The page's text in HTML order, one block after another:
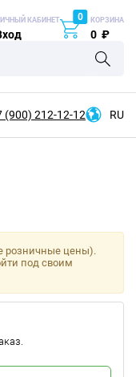
КАБИНЕТ 0 КОРЗИНА
0 ₽
(900) 212-12-12 RU
розничные цены).
под своим